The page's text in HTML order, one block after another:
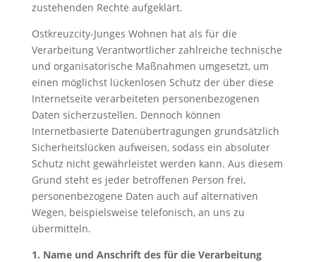
zustehenden Rechte aufgeklärt.
Ostkreuzcity-Junges Wohnen hat als für die
Verarbeitung Verantwortlicher zahlreiche technische
und organisatorische Maßnahmen umgesetzt, um
einen möglichst lückenlosen Schutz der über diese
Internetseite verarbeiteten personenbezogenen
Daten sicherzustellen. Dennoch können
Internetbasierte Datenübertragungen grundsätzlich
Sicherheitslücken aufweisen, sodass ein absoluter
Schutz nicht gewährleistet werden kann. Aus diesem
Grund steht es jeder betroffenen Person frei,
personenbezogene Daten auch auf alternativen
Wegen, beispielsweise telefonisch, an uns zu
übermitteln.
1. Name und Anschrift des für die Verarbeitung